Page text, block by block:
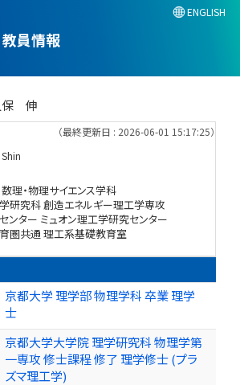
教員情報
ENGLISH
保 伸
（最終更新日 : 2026-06-01 15:17:25）
理・物理サイエンス学科
研究科 創造エネルギー理工学専攻
ンター ミュオン理工学研究センター
圏共通 理工系基礎教育室
京都大学 理学部 物理学科 卒業 理学
士
京都大学大学院 理学研究科 物理学第
一専攻 修士課程 修了 理学修士 (プラ
ズマ理工学)